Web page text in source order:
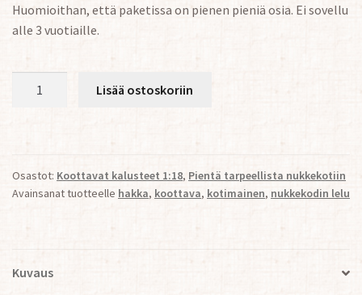
Huomioithan, että paketissa on pienen pieniä osia. Ei sovellu
alle 3 vuotiaille.
Lisää ostoskoriin
Osastot: Koottavat kalusteet 1:18, Pientä tarpeellista nukkekotiin
Avainsanat tuotteelle hakka, koottava, kotimainen, nukkekodin lelu
Kuvaus